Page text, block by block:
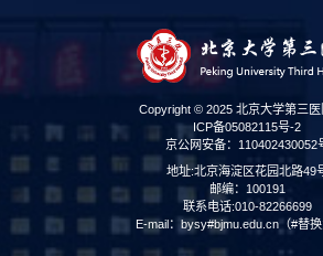
Copyright © 2025 北京大学第三
ICP备05082115号-2
京公网安备：110402430052
地址:北京海淀区花园北路49
邮编：100191
联系电话:010-82266699
E-mail：bysy#bjmu.edu.cn（#替换